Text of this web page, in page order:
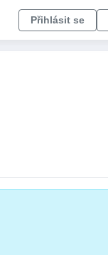
Přihlásit se